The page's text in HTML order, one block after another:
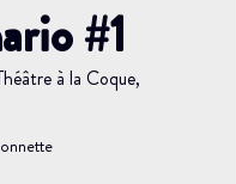
#1
à la Coque,